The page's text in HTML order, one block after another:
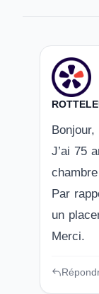
Bonjour,
J’ai 75
Par
un
Merci.